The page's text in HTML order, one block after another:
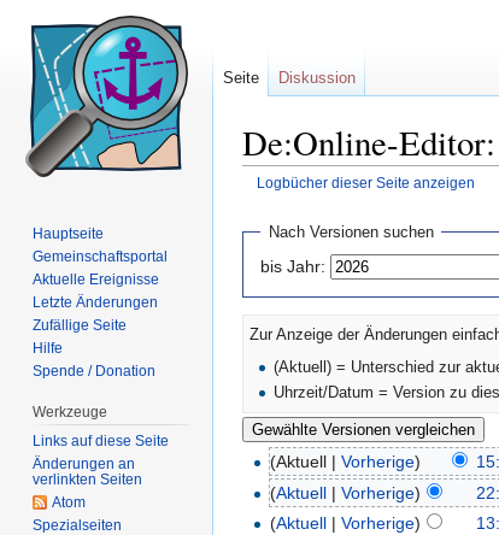
De:Online-Editor:
Logbücher dieser Seite anzeigen
Nach Versionen suchen
bis Jahr:
Zur Anzeige der Änderungen
(Aktuell) = Unterschied zur
Uhrzeit/Datum = Version zu
(Aktuell |Vorherige)
(Aktuell |Vorherige)
(Aktuell |Vorherige)
Seite Diskussion
Hauptseite
Gemeinschaftsportal
Aktuelle Ereignisse
Letzte Änderungen
Zufällige Seite
Hilfe
Spende / Donation
Werkzeuge
Links auf diese Seite
Änderungen an
verlinkten Seiten
Atom
Spezialseiten